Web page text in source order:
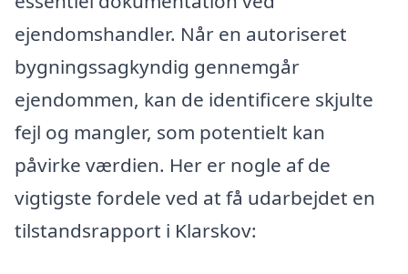
ejendomshandler. Når en autoriseret
bygningssagkyndig gennemgår
ejendommen, kan de identificere skjulte
fejl og mangler, som potentielt kan
påvirke værdien. Her er nogle af de
vigtigste fordele ved at få udarbejdet en
tilstandsrapport i Klarskov: